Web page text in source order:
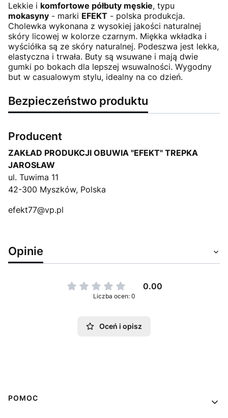
Lekkie i komfortowe półbuty męskie, typu
mokasyny - marki EFEKT - polska produkcja.
Cholewka wykonana z wysokiej jakości naturalnej
skóry licowej w kolorze czarnym. Miękka wkładka i
wyściółka są ze skóry naturalnej. Podeszwa jest lekka,
elastyczna i trwała. Buty są wsuwane i mają dwie
gumki po bokach dla lepszej wsuwalności. Wygodny
but w casualowym stylu, idealny na co dzień.
Bezpieczeństwo produktu
Producent
ZAKŁAD PRODUKCJI OBUWIA "EFEKT" TREPKA
JAROSŁAW
ul. Tuwima 11
42-300 Myszków, Polska
efekt77@vp.pl
Opinie
0.00
Liczba ocen: 0
Oceń i opisz
Linki w stopce
POMOC